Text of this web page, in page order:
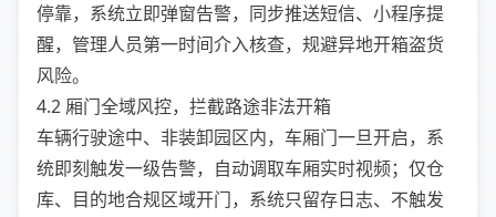
停靠，系统立即弹窗告警，同步推送短信、小程序提
醒，管理人员第一时间介入核查，规避异地开箱盗货
风险。
4.2 厢门全域风控，拦截路途非法开箱
车辆行驶途中、非装卸园区内，车厢门一旦开启，系
统即刻触发一级告警，自动调取车厢实时视频；仅仓
库、目的地合规区域开门，系统只留存日志、不触发